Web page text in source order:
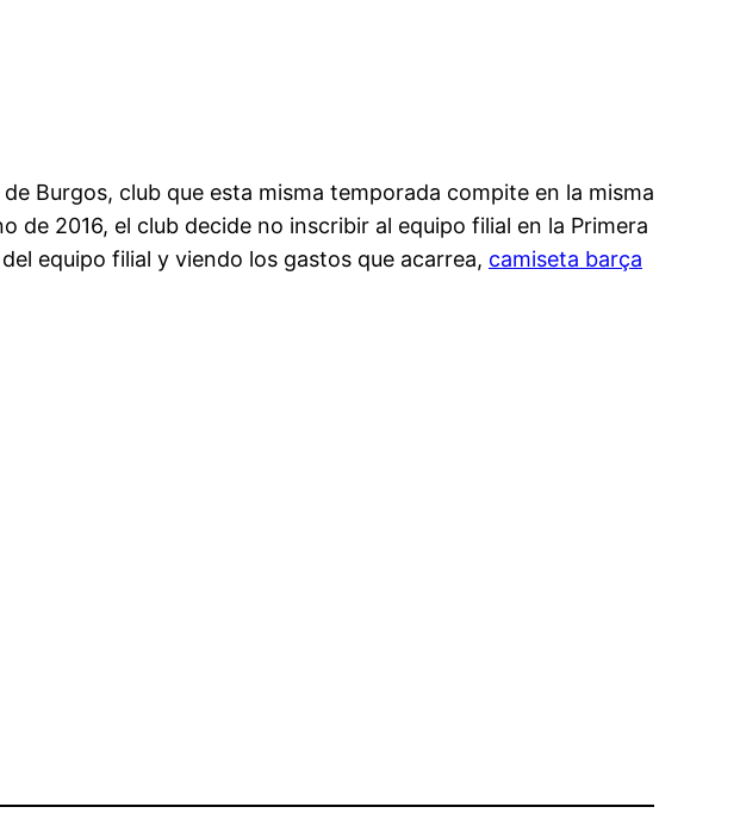
Burgos, club que esta misma temporada compite en la misma
de 2016, el club decide no inscribir al equipo filial en la Primera
equipo filial y viendo los gastos que acarrea, camiseta barça